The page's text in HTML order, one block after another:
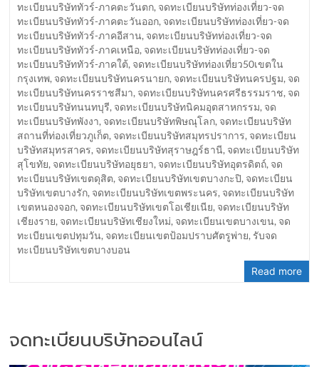
ทะเบียนบริษัททัวร์-ภาคตะวันตก, จดทะเบียนบริษัทท่องเที่ยว-จด
ทะเบียนบริษัททัวร์-ภาคตะวันออก, จดทะเบียนบริษัทท่องเที่ยว-จด
ทะเบียนบริษัททัวร์-ภาคอีสาน, จดทะเบียนบริษัทท่องเที่ยว-จด
ทะเบียนบริษัททัวร์-ภาคเหนือ, จดทะเบียนบริษัทท่องเที่ยว-จด
ทะเบียนบริษัททัวร์-ภาคใต้, จดทะเบียนบริษัทท่องเที่ยว50เขตใน
กรุงเทพ, จดทะเบียนบริษัทนครนายก, จดทะเบียนบริษัทนครปฐม, จด
ทะเบียนบริษัทนครราชสีมา, จดทะเบียนบริษัทนครศรีธรรมราช, จด
ทะเบียนบริษัทนนทบุรี, จดทะเบียนบริษัทนิคมอุตสาหกรรม, จด
ทะเบียนบริษัทพังงา, จดทะเบียนบริษัทพิษณุโลก, จดทะเบียนบริษัท
สถานที่ท่องเที่ยวภูเก็ต, จดทะเบียนบริษัทสมุทรปราการ, จดทะเบียน
บริษัทสมุทรสาคร, จดทะเบียนบริษัทสุราษฎร์ธานี, จดทะเบียนบริษัท
สุโขทัย, จดทะเบียนบริษัทอยุธยา, จดทะเบียนบริษัทอุตรดิตถ์, จด
ทะเบียนบริษัทเขตดุสิต, จดทะเบียนบริษัทเขตบางกะปิ, จดทะเบียน
บริษัทเขตบางรัก, จดทะเบียนบริษัทเขตพระนคร, จดทะเบียนบริษัท
เขตหนองจอก, จดทะเบียนบริษัทเขตโอเชียเนีย, จดทะเบียนบริษัท
เชียงราย, จดทะเบียนบริษัทเชียงใหม่, จดทะเบียนเขตบางเขน, จด
ทะเบียนเขตปทุมวัน, จดทะเบียนเขตป้อมปราบศัตรูพ่าย, รับจด
ทะเบียนบริษัทเขตบางบอน
Read more
จดทะเบียนบริษัทออนไลน์